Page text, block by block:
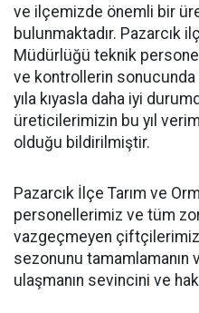
ve ilçemizde önemli bir
bulunmaktadır. Pazarcık
Müdürlüğü teknik
ve kontrollerin sonucunda
yıla kıyasla daha iyi
üreticilerimizin bu yıl
olduğu bildirilmiştir.
Pazarcık İlçe Tarım ve
personellerimiz ve tüm
vazgeçmeyen
sezonunu tamamlamanın
ulaşmanın sevincini ve